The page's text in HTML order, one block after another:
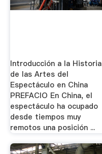
Introducción a la Historia
de las Artes del
Espectáculo en China
PREFACIO En China, el
espectáculo ha ocupado
desde tiempos muy
remotos una posición ...